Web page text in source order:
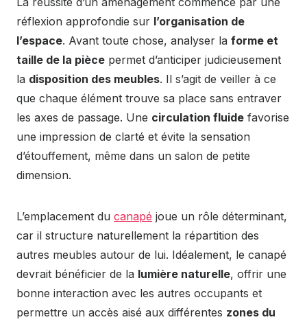
réflexion approfondie sur l’organisation de
l’espace. Avant toute chose, analyser la forme et
taille de la pièce permet d’anticiper judicieusement
la disposition des meubles. Il s’agit de veiller à ce
que chaque élément trouve sa place sans entraver
les axes de passage. Une circulation fluide favorise
une impression de clarté et évite la sensation
d’étouffement, même dans un salon de petite
dimension.
L’emplacement du canapé joue un rôle déterminant,
car il structure naturellement la répartition des
autres meubles autour de lui. Idéalement, le canapé
devrait bénéficier de la lumière naturelle, offrir une
bonne interaction avec les autres occupants et
permettre un accès aisé aux différentes zones du